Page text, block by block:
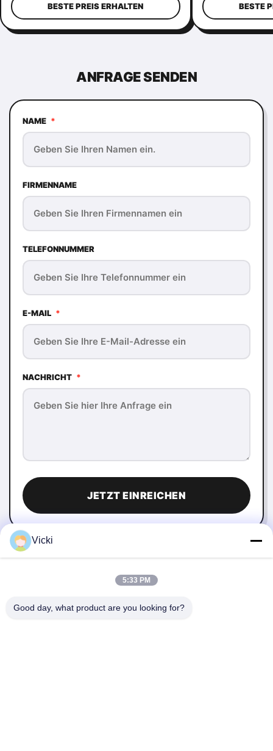
BESTE PREIS ERHALTEN BESTE
ANFRAGE SENDEN
NAME *
FIRMENNAME
TELEFONNUMMER
E-MAIL *
NACHRICHT *
JETZT EINREICHEN
Vicki
5:33 PM
Good day, what product are you looking for?